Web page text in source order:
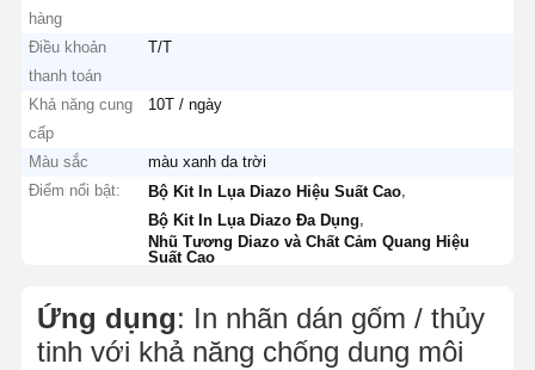
hàng
Điều khoản
thanh toán
T/T
Khả năng cung
cấp
10T / ngày
Màu sắc
màu xanh da trời
Điểm nổi bật:
Bộ Kit In Lụa Diazo Hiệu Suất Cao
Bộ Kit In Lụa Diazo Đa Dụng
Nhũ Tương Diazo và Chất Cảm Quang Hiệu
Suất Cao
Ứng dụng: In nhãn dán gốm / thủy
tinh với khả năng chống dung môi